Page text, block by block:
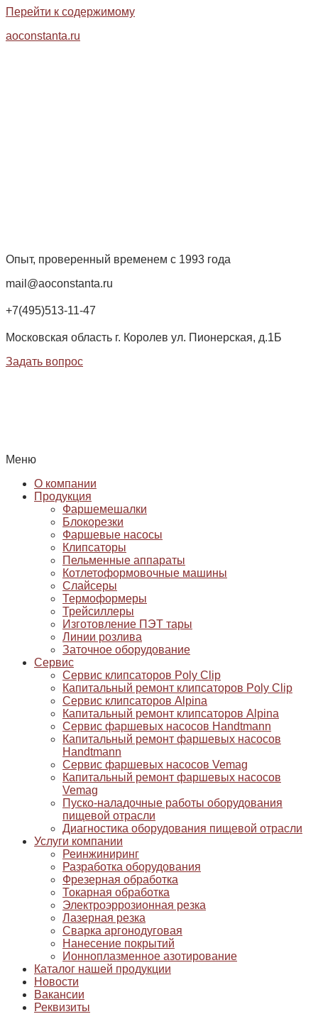
Перейти к содержимому
aoconstanta.ru
Опыт, проверенный временем с 1993 года
mail@aoconstanta.ru
+7(495)513-11-47
Московская область г. Королев ул. Пионерская, д.1Б
Задать вопрос
Меню
О компании
Продукция
Фаршемешалки
Блокорезки
Фаршевые насосы
Клипсаторы
Пельменные аппараты
Котлетоформовочные машины
Слайсеры
Термоформеры
Трейсиллеры
Изготовление ПЭТ тары
Линии розлива
Заточное оборудование
Сервис
Сервис клипсаторов Poly Clip
Капитальный ремонт клипсаторов Poly Clip
Сервис клипсаторов Alpina
Капитальный ремонт клипсаторов Alpina
Сервис фаршевых насосов Handtmann
Капитальный ремонт фаршевых насосов
Handtmann
Сервис фаршевых насосов Vemag
Капитальный ремонт фаршевых насосов
Vemag
Пуско-наладочные работы оборудования
пищевой отрасли
Диагностика оборудования пищевой отрасли
Услуги компании
Реинжиниринг
Разработка оборудования
Фрезерная обработка
Токарная обработка
Электроэррозионная резка
Лазерная резка
Сварка аргонодуговая
Нанесение покрытий
Ионноплазменное азотирование
Каталог нашей продукции
Новости
Вакансии
Реквизиты